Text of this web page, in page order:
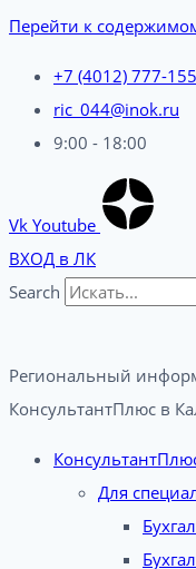
Перейти к
+7 (4012) 777-155
ric_044@inok.ru
9:00 - 18:00
Vk Youtube
ВХОД в ЛК
Search
Региональный
КонсультантПлюс в
Для